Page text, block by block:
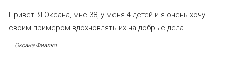
Привет! Я Оксана, мне 38, у меня 4 детей и я очень хочу
своим примером вдохновлять их на добрые дела.
— Оксана Фиалко